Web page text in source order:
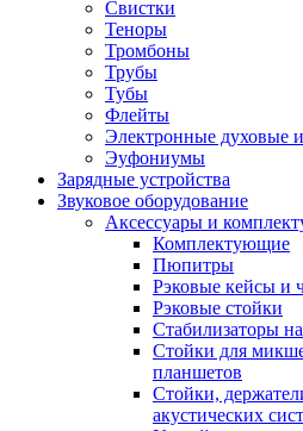
Свистки
Теноры
Тромбоны
Трубы
Тубы
Флейты
Электронные духовые
Эуфониумы
Зарядные устройства
Звуковое оборудование
Аксессуары и
Комплектующие
Пюпитры
Рэковые кейсы и
Рэковые стойки
Стабилизаторы
Стойки для
планшетов
Стойки,
акустических